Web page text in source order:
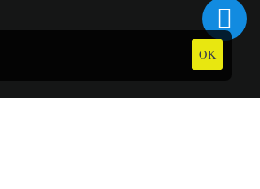
OK